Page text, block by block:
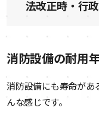
法改正時・行
消防設備の耐用
消防設備にも寿命があ
んな感じです。